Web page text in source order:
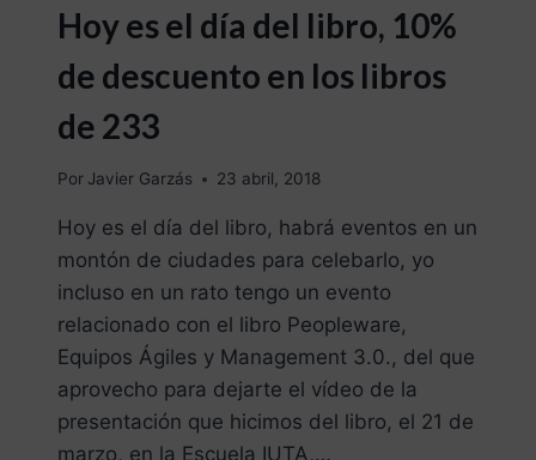
Hoy es el día del libro, 10%
de descuento en los libros
de 233
Por Javier Garzás 23 abril, 2018
Hoy es el día del libro, habrá eventos en un
montón de ciudades para celebarlo, yo
incluso en un rato tengo un evento
relacionado con el libro Peopleware,
Equipos Ágiles y Management 3.0., del que
aprovecho para dejarte el vídeo de la
presentación que hicimos del libro, el 21 de
marzo, en la Escuela IUTA,…